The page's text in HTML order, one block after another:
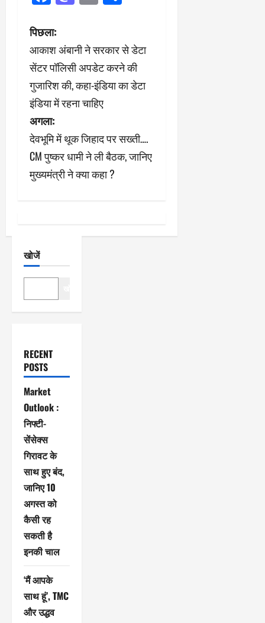
पो
स्ट
ने
वि
गे
श
न
पिछला:
आकाश अंबानी ने सरकार से डेटा
सेंटर पॉलिसी अपडेट करने की
गुजारिश की, कहा-इंडिया का डेटा
इंडिया में रहना चाहिए
अगला:
देवभूमि में थूक जिहाद पर सख्ती….
CM पुष्कर धामी ने ली बैठक, जानिए
मुख्यमंत्री ने क्या कहा ?
खोजें
RECENT
POSTS
Market
Outlook :
निफ्टी-
सेंसेक्स
गिरावट के
साथ हुए बंद,
जानिए 10
अगस्त को
कैसी रह
सकती है
इनकी चाल
‘मैं आपके
साथ हूं’, TMC
और उद्धव